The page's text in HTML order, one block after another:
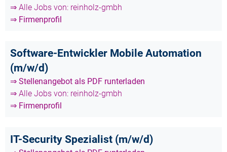
⇒ Alle Jobs von: reinholz-gmbh
⇒ Firmenprofil
Software-Entwickler Mobile Automation
(m/w/d)
⇒ Stellenangebot als PDF runterladen
⇒ Alle Jobs von: reinholz-gmbh
⇒ Firmenprofil
IT-Security Spezialist (m/w/d)